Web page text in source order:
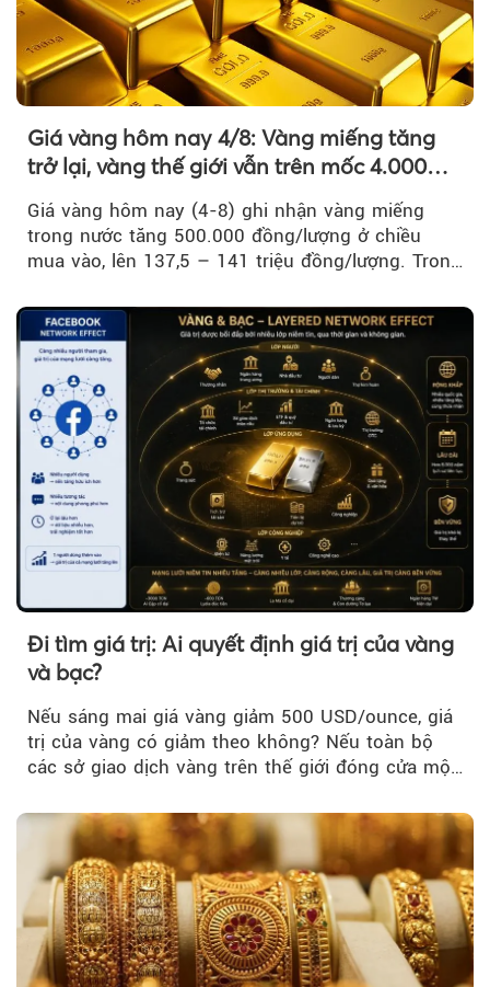
Giá vàng hôm nay 4/8: Vàng miếng tăng
trở lại, vàng thế giới vẫn trên mốc 4.000
Giá vàng hôm nay (4-8) ghi nhận vàng miếng
trong nước tăng 500.000 đồng/lượng ở chiều
mua vào, lên 137,5 – 141 triệu đồng/lượng. Trong
trì trên ngưỡng 4.000 USD/ounce.
Đi tìm giá trị: Ai quyết định giá trị của vàng
và bạc?
Nếu sáng mai giá vàng giảm 500 USD/ounce, giá
trị của vàng có giảm theo không? Nếu toàn bộ
các sở giao dịch vàng trên thế giới đóng cửa một